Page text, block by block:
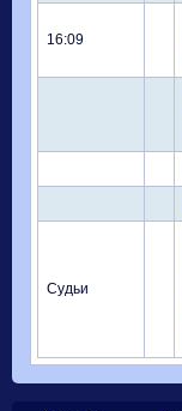
16:09
Судьи